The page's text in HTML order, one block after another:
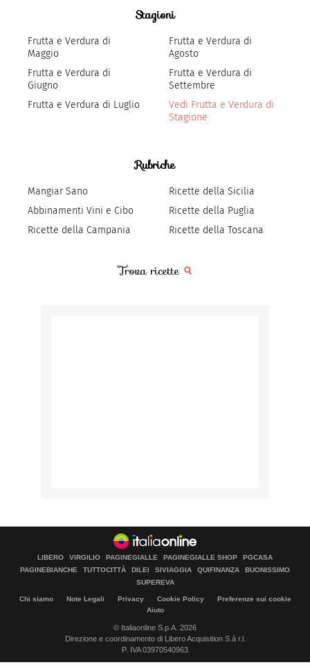
Stagioni
Frutta e Verdura di
Maggio
Frutta e Verdura di
Giugno
Frutta e Verdura di Luglio
Frutta e Verdura di
Agosto
Frutta e Verdura di
Settembre
Vedi Frutta e Verdura di
Stagione
Rubriche
Mangiar Sano
Abbinamenti Vini e Cibo
Ricette della Campania
Ricette della Sicilia
Ricette della Puglia
Ricette della Toscana
Trova ricette
LIBERO VIRGILIO PAGINEGIALLE PAGINEGIALLE SHOP
PGCASA
PAGINEBIANCHE
TUTTOCITTÀ DILEI SIVIAGGIA QUIFINANZA
BUONISSIMO
SUPEREVA
Chi siamo Note Legali Privacy Cookie Policy
Preferenze sui cookie
Aiuto
© Italiaonline S.p.A. 2026
Direzione e coordinamento di Libero Acquisition S.á r.l.
P. IVA 03970540963